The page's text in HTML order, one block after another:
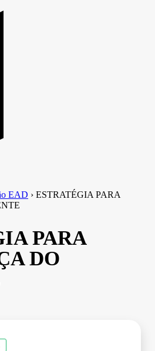
EAD › ESTRATÉGIA PARA
PARA
DO